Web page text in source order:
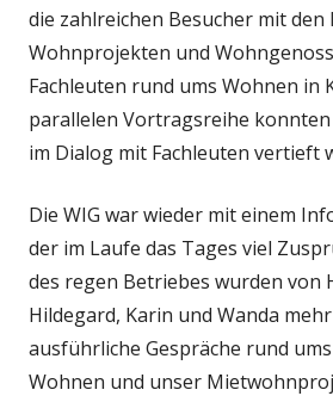
die zahlreichen Besucher mit
Wohnprojekten und
Fachleuten rund ums Wohnen in
parallelen Vortragsreihe
im Dialog mit Fachleuten vertieft
Die WIG war wieder mit einem
der im Laufe das Tages viel
des regen Betriebes wurden von
Hildegard, Karin und Wanda
ausführliche Gespräche rund
Wohnen und unser